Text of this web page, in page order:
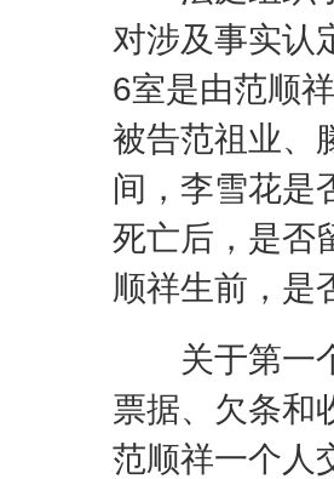
对涉及事实认
6室是由范顺
被告范祖业、
间，李雪花是
死亡后，是否
顺祥生前，是
关于第一个
票据、欠条和
范顺祥一个人